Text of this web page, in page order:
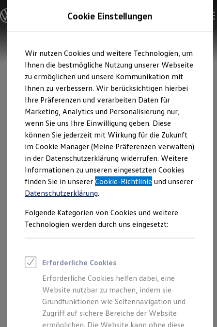
Hauptinhalt
springen
Footer
springen
Modelle und Konfigurator
Konfigurator
Modelle vergleichen
Elektroautos
ENERGY Sondermodelle
Nutzfahrzeuge
SUV und CUV
Familienautos
Kombis
Kompaktwagen
Sportwagen
Schnell verfügbare Fahrzeuge
Angebote und Produkte
Aktuelle Angebote
E-Auto-Förderung
Volkswagen Marktplatz
Die ENERGY Sondermodelle
Junge Gebrauchtwagen und Gebrauchtwagen
Volkswagen Zertifizierte Gebrauchtwagen
Elektromobilität bei Gebrauchtwagen
Saisonangebote
Reifenpakete
Leasing
Leasing-Angebote
Elektroauto Leasing
Kleinwagen-Leasing
Leasing ohne Anzahlung
Finanzierung
Autokredit mit Schlussrate
Versicherungen und Garantien
Kfz-Versicherung
Cookie Einstellungen
Wir nutzen Cookies und weitere Technologien, um
Ihnen die bestmögliche Nutzung unserer Webseite
zu ermöglichen und unsere Kommunikation mit
Ihnen zu verbessern. Wir berücksichtigen hierbei
Ihre Präferenzen und verarbeiten Daten für
Marketing, Analytics und Personalisierung nur,
wenn Sie uns Ihre Einwilligung geben. Diese
können Sie jederzeit mit Wirkung für die Zukunft
im Cookie Manager (Meine Präferenzen verwalten)
in der Datenschutzerklärung widerrufen. Weitere
Informationen zu unseren eingesetzten Cookies
finden Sie in unsererCookie-Richtlinie und unserer
Datenschutzerklärung.
Folgende Kategorien von Cookies und weitere
Technologien werden durch uns eingesetzt:
Erforderliche Cookies
Erforderliche Cookies helfen dabei, eine
Website nutzbar zu machen, indem sie
Grundfunktionen wie Seitennavigation und
Zugriff auf sichere Bereiche der Website
ermöglichen. Die Website kann ohne diese